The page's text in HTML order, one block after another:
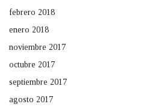
febrero 2018
enero 2018
noviembre 2017
octubre 2017
septiembre 2017
agosto 2017